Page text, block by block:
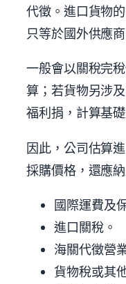
代徵。進口貨物
只等於國外供應
一般會以關稅完
算；若貨物另涉
福利捐，計算基
因此，公司估算
採購價格，還應納
國際運費及
進口關稅。
海關代徵營
貨物稅或其